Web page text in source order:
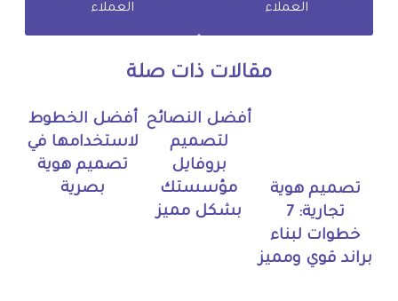
العملاء
العملاء
مقالات ذات صلة
تصميم هوية
تجارية: 7
خطوات لبناء
براند قوي ومميز
أفضل النصائح
لتصميم
بروفايل
مؤسستك
بشكل مميز
أفضل الخطوط
لاستخدامها في
تصميم هوية
بصرية